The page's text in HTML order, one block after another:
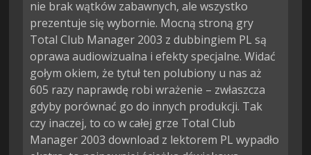
nie brak wątków zabawnych, ale wszystko
prezentuje się wybornie. Mocną stroną gry
Total Club Manager 2003 z dubbingiem PL są
oprawa audiowizualna i efekty specjalne. Widać
gołym okiem, że tytuł ten polubiony u nas aż
605 razy naprawdę robi wrażenie – zwłaszcza
gdyby porównać go do innych produkcji. Tak
czy inaczej, to co w całej grze Total Club
Manager 2003 download z lektorem PL wypadło